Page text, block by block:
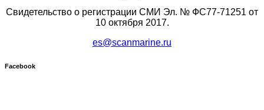
Свидетельство о регистрации СМИ Эл. № ФС77-71251 от
10 октября 2017.
es@scanmarine.ru
Facebook